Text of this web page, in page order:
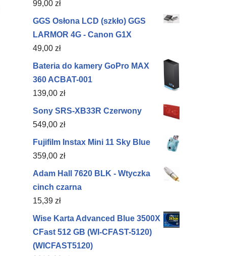
99,00 zł
GGS Osłona LCD (szkło) GGS
LARMOR 4G - Canon G1X
49,00 zł
Bateria do kamery GoPro MAX
360 ACBAT-001
139,00 zł
Sony SRS-XB33R Czerwony
549,00 zł
Fujifilm Instax Mini 11 Sky Blue
359,00 zł
Adam Hall 7620 BLK - Wtyczka
cinch czarna
15,39 zł
Wise Karta Advanced Blue 3500X
CFast 512 GB (WI-CFAST-5120)
(WICFAST5120)